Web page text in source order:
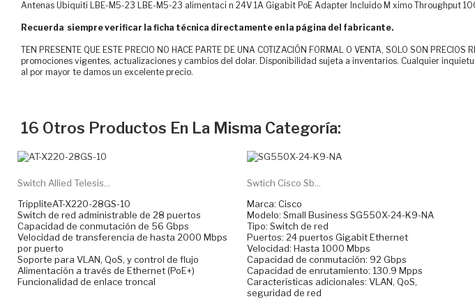
Antenas Ubiquiti LBE-M5-23 LBE-M5-23 alimentaci n 24V 1A Gigabit PoE Adapter Incluido M ximo Throughput
Recuerda siempre verificar la ficha técnica directamente en la página del fabricante.
TEN PRESENTE QUE ESTE PRECIO NO HACE PARTE DE UNA COTIZACIÓN FORMAL O VENTA, SOLO SON
promociones vigentes, actualizaciones y cambios del dolar. Disponibilidad sujeta a inventarios. Cualquier
al por mayor te damos un excelente precio.
16 Otros Productos En La Misma Categoría:
Switch Allied Telesis...
TrippliteAT-X220-28GS-10
Switch de red administrable de 28 puertos
Capacidad de conmutación de 56 Gbps
Velocidad de transferencia de hasta 2000 Mbps
por puerto
Soporte para VLAN, QoS, y control de flujo
Alimentación a través de Ethernet (PoE+)
Funcionalidad de enlace troncal
Swtich Cisco Sb...
Marca: Cisco
Modelo: Small Business SG550X-24-K9-NA
Tipo: Switch de red
Puertos: 24 puertos Gigabit Ethernet
Velocidad: Hasta 1000 Mbps
Capacidad de conmutación: 92 Gbps
Capacidad de enrutamiento: 130.9 Mpps
Características adicionales: VLAN, QoS,
seguridad de red